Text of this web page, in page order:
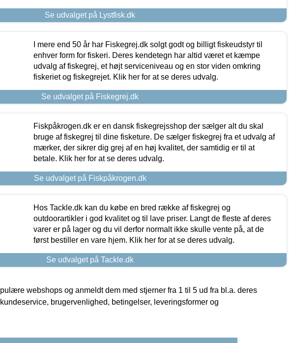
Se udvalget på Lystfisk.dk
I mere end 50 år har Fiskegrej.dk solgt godt og billigt fiskeudstyr til
enhver form for fiskeri. Deres kendetegn har altid været et kæmpe
udvalg af fiskegrej, et højt serviceniveau og en stor viden omkring
fiskeriet og fiskegrejet. Klik her for at se deres udvalg.
Se udvalget på Fiskegrej.dk
Fiskpåkrogen.dk er en dansk fiskegrejsshop der sælger alt du skal
bruge af fiskegrej til dine fisketure. De sælger fiskegrej fra et udvalg af
mærker, der sikrer dig grej af en høj kvalitet, der samtidig er til at
betale. Klik her for at se deres udvalg.
Se udvalget på Fiskpåkrogen.dk
Hos Tackle.dk kan du købe en bred række af fiskegrej og
outdoorartikler i god kvalitet og til lave priser. Langt de fleste af deres
varer er på lager og du vil derfor normalt ikke skulle vente på, at de
først bestiller en vare hjem. Klik her for at se deres udvalg.
Se udvalget på Tackle.dk
webshops og anmeldt dem med stjerner fra 1 til 5 ud fra bl.a. deres
brugervenlighed, betingelser, leveringsformer og